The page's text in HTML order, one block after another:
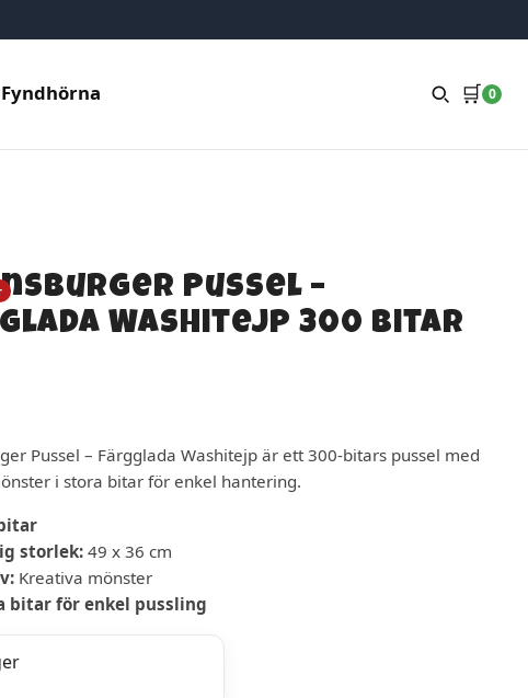
Fyndhörna 🛒 0
Pussel –
Washitejp 300 bitar
Pussel – Färgglada Washitejp är ett 300-bitars pussel med
i stora bitar för enkel hantering.
storlek: 49 x 36 cm
Kreativa mönster
bitar för enkel pussling